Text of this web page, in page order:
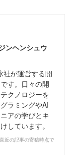
ンヘンシュウ
社が運営する開
す。日々の開
クノロジーを
ラミングやAI
アの学びとキ
しています。
近の記事の寄稿時点で